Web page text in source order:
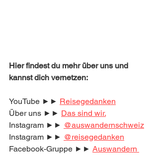
Hier findest du mehr über uns und
kannst dich vernetzen:
YouTube ►► Reisegedanken
Über uns ►► Das sind wir.
Instagram ►► @auswandernschweiz
Instagram ►► @reisegedanken
Facebook-Gruppe ►► Auswandern